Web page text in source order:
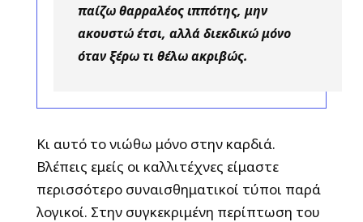
παίζω θαρραλέος ιππότης, μην
ακουστώ έτσι, αλλά διεκδικώ μόνο
όταν ξέρω τι θέλω ακριβώς.
Κι αυτό το νιώθω μόνο στην καρδιά.
Βλέπεις εμείς οι καλλιτέχνες είμαστε
περισσότερο συναισθηματικοί τύποι παρά
λογικοί. Στην συγκεκριμένη περίπτωση του